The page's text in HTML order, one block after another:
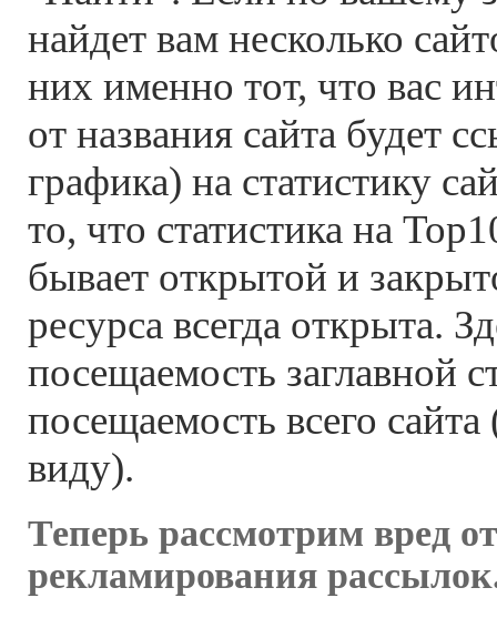
найдет вам несколько
них именно тот, что вас
от названия сайта будет
графика) на статистику
то, что статистика на
бывает открытой и
ресурса всегда открыта.
посещаемость заглавной
посещаемость всего сайта
виду).
Теперь рассмотрим вред
рекламирования